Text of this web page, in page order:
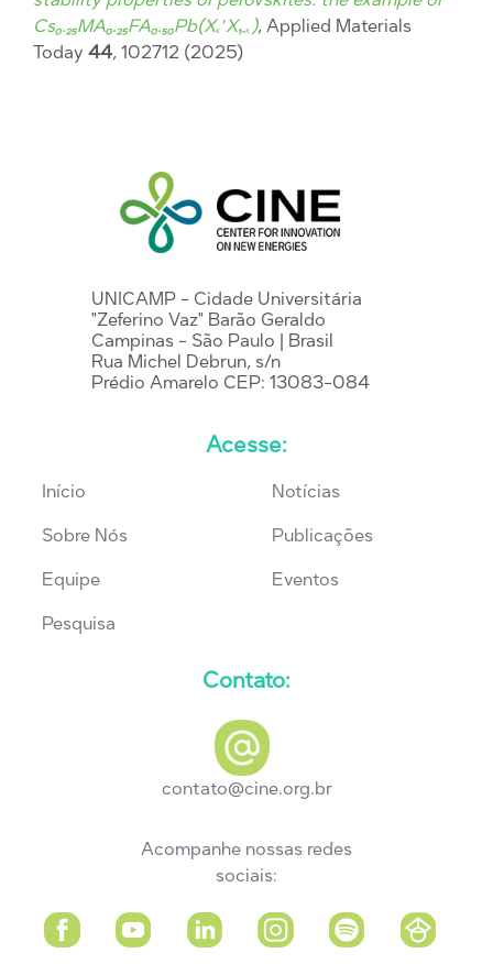
Cs₀.₂₅MA₀.₂₅FA₀.₅₀Pb(Xₓ′X₁₋ₓ), Applied Materials
Today 44, 102712 (2025)
UNICAMP - Cidade Universitária
"Zeferino Vaz" Barão Geraldo
Campinas - São Paulo | Brasil
Rua Michel Debrun, s/n
Prédio Amarelo CEP: 13083-084
Acesse:
Início
Sobre Nós
Equipe
Pesquisa
Notícias
Publicações
Eventos
Contato:
contato@cine.org.br
Acompanhe nossas redes
sociais: